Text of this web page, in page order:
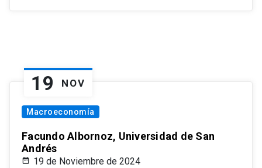
19 NOV
Macroeconomía
Facundo Albornoz, Universidad de San
Andrés
19 de Noviembre de 2024